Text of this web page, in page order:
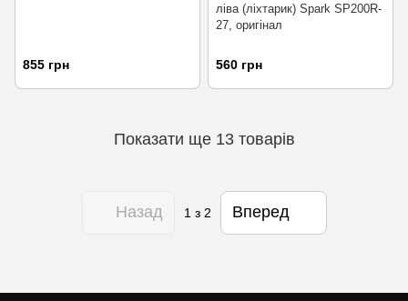
855 грн
ліва (ліхтарик) Spark SP200R-
27, оригінал
560 грн
Показати ще 13 товарів
Назад 1 з 2 Вперед